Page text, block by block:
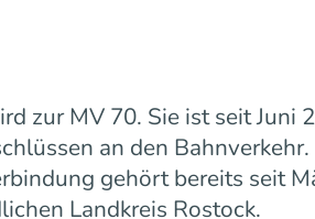
zur MV 70. Sie ist seit Juni
an den Bahnverkehr.
gehört bereits seit
Landkreis Rostock.